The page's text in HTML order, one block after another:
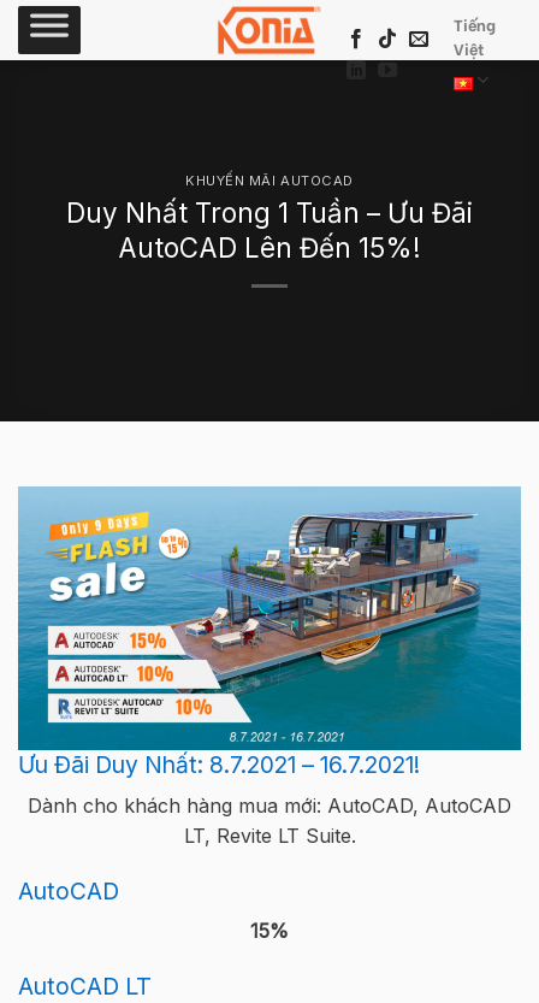
Skip
Tiếng
Việt
KHUYẾN MÃI AUTOCAD
Duy Nhất Trong 1 Tuần – Ưu Đãi
AutoCAD Lên Đến 15%!
Ưu Đãi Duy Nhất: 8.7.2021 – 16.7.2021!
Dành cho khách hàng mua mới: AutoCAD, AutoCAD
LT, Revite LT Suite.
AutoCAD
15%
AutoCAD LT